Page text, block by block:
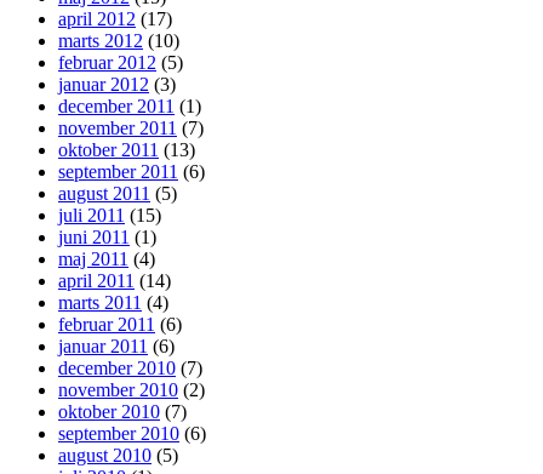
april 2012 (17)
marts 2012 (10)
februar 2012 (5)
januar 2012 (3)
december 2011 (1)
november 2011 (7)
oktober 2011 (13)
september 2011 (6)
august 2011 (5)
juli 2011 (15)
juni 2011 (1)
maj 2011 (4)
april 2011 (14)
marts 2011 (4)
februar 2011 (6)
januar 2011 (6)
december 2010 (7)
november 2010 (2)
oktober 2010 (7)
september 2010 (6)
august 2010 (5)